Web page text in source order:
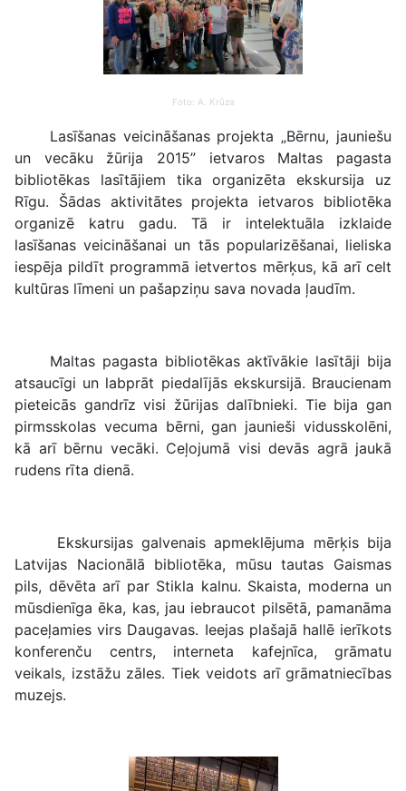
Foto: A. Krūza
Lasīšanas veicināšanas projekta „Bērnu, jauniešu
un vecāku žūrija 2015” ietvaros Maltas pagasta
bibliotēkas lasītājiem tika organizēta ekskursija uz
Rīgu. Šādas aktivitātes projekta ietvaros bibliotēka
organizē katru gadu. Tā ir intelektuāla izklaide
lasīšanas veicināšanai un tās popularizēšanai, lieliska
iespēja pildīt programmā ietvertos mērķus, kā arī celt
kultūras līmeni un pašapziņu sava novada ļaudīm.
Maltas pagasta bibliotēkas aktīvākie lasītāji bija
atsaucīgi un labprāt piedalījās ekskursijā. Braucienam
pieteicās gandrīz visi žūrijas dalībnieki. Tie bija gan
pirmsskolas vecuma bērni, gan jaunieši vidusskolēni,
kā arī bērnu vecāki. Ceļojumā visi devās agrā jaukā
rudens rīta dienā.
Ekskursijas galvenais apmeklējuma mērķis bija
Latvijas Nacionālā bibliotēka, mūsu tautas Gaismas
pils, dēvēta arī par Stikla kalnu. Skaista, moderna un
mūsdienīga ēka, kas, jau iebraucot pilsētā, pamanāma
paceļamies virs Daugavas. Ieejas plašajā hallē ierīkots
konferenču centrs, interneta kafejnīca, grāmatu
veikals, izstāžu zāles. Tiek veidots arī grāmatniecības
muzejs.